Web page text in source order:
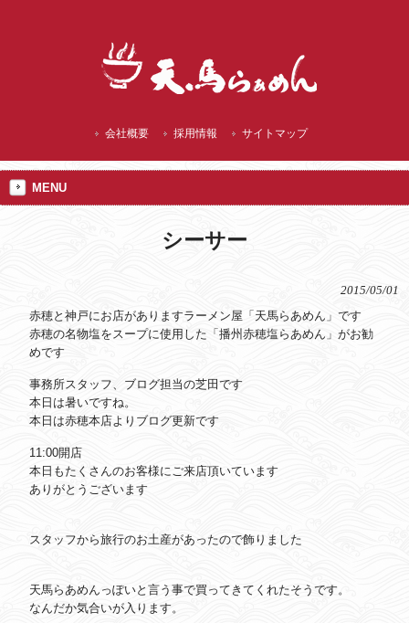
会社概要 採用情報 サイトマップ
MENU
シーサー
2015/05/01
赤穂と神戸にお店がありますラーメン屋「天馬らあめん」です
赤穂の名物塩をスープに使用した「播州赤穂塩らあめん」がお勧
めです
事務所スタッフ、ブログ担当の芝田です
本日は暑いですね。
本日は赤穂本店よりブログ更新です
11:00開店
本日もたくさんのお客様にご来店頂いています
ありがとうございます
スタッフから旅行のお土産があったので飾りました
天馬らあめんっぽいと言う事で買ってきてくれたそうです。
なんだか気合いが入ります。